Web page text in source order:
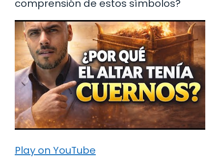
comprensión de estos símbolos?
Play on YouTube